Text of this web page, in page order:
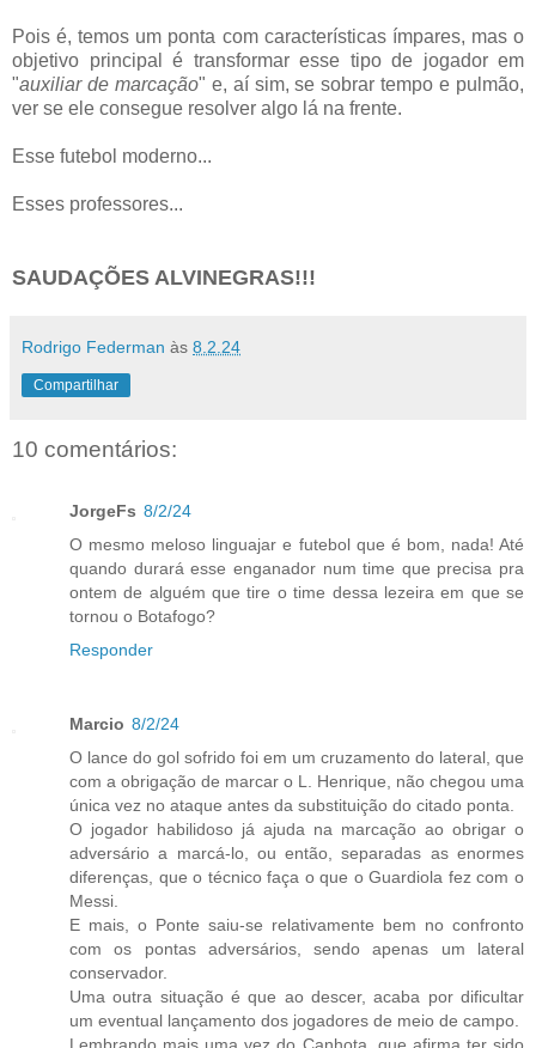
Pois é, temos um ponta com características ímpares, mas o
objetivo principal é transformar esse tipo de jogador em
"auxiliar de marcação" e, aí sim, se sobrar tempo e pulmão,
ver se ele consegue resolver algo lá na frente.
Esse futebol moderno...
Esses professores...
SAUDAÇÕES ALVINEGRAS!!!
Rodrigo Federman às 8.2.24
Compartilhar
10 comentários:
JorgeFs 8/2/24
O mesmo meloso linguajar e futebol que é bom, nada! Até
quando durará esse enganador num time que precisa pra
ontem de alguém que tire o time dessa lezeira em que se
tornou o Botafogo?
Responder
Marcio 8/2/24
O lance do gol sofrido foi em um cruzamento do lateral, que
com a obrigação de marcar o L. Henrique, não chegou uma
única vez no ataque antes da substituição do citado ponta.
O jogador habilidoso já ajuda na marcação ao obrigar o
adversário a marcá-lo, ou então, separadas as enormes
diferenças, que o técnico faça o que o Guardiola fez com o
Messi.
E mais, o Ponte saiu-se relativamente bem no confronto
com os pontas adversários, sendo apenas um lateral
conservador.
Uma outra situação é que ao descer, acaba por dificultar
um eventual lançamento dos jogadores de meio de campo.